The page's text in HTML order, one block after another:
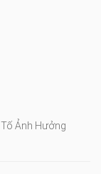
Ảnh Hưởng